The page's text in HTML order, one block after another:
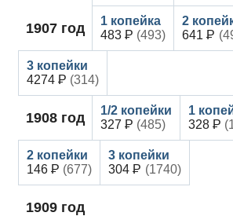
1907 год 483 (493) 641
4274 (314)
1908 год 327 (485) 328
146 (677) 304 (1740)
1909 год